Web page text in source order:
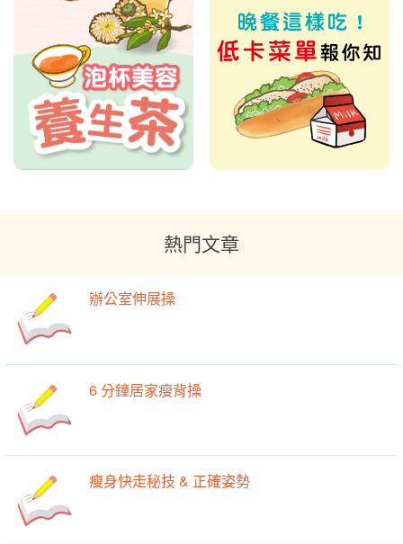
熱門文章
辦公室伸展操
6 分鐘居家瘦背操
瘦身快走秘技 & 正確姿勢